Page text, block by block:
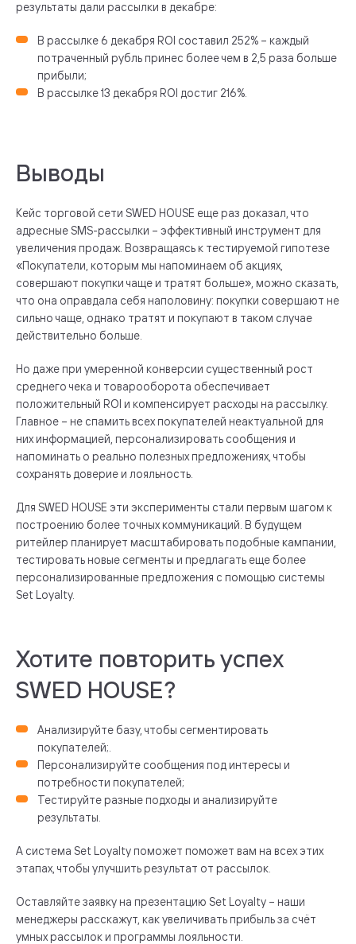
результаты дали рассылки в декабре:
В рассылке 6 декабря ROI составил 252% – каждый
потраченный рубль принес более чем в 2,5 раза больше
прибыли;
В рассылке 13 декабря ROI достиг 216%.
Выводы
Кейс торговой сети SWED HOUSE еще раз доказал, что
адресные SMS-рассылки – эффективный инструмент для
увеличения продаж. Возвращаясь к тестируемой гипотезе
«Покупатели, которым мы напоминаем об акциях,
совершают покупки чаще и тратят больше», можно сказать,
что она оправдала себя наполовину: покупки совершают не
сильно чаще, однако тратят и покупают в таком случае
действительно больше.
Но даже при умеренной конверсии существенный рост
среднего чека и товарооборота обеспечивает
положительный ROI и компенсирует расходы на рассылку.
Главное – не спамить всех покупателей неактуальной для
них информацией, персонализировать сообщения и
напоминать о реально полезных предложениях, чтобы
сохранять доверие и лояльность.
Для SWED HOUSE эти эксперименты стали первым шагом к
построению более точных коммуникаций. В будущем
ритейлер планирует масштабировать подобные кампании,
тестировать новые сегменты и предлагать еще более
персонализированные предложения с помощью системы
Set Loyalty.
Хотите повторить успех
SWED HOUSE?
Анализируйте базу, чтобы сегментировать
покупателей;.
Персонализируйте сообщения под интересы и
потребности покупателей;
Тестируйте разные подходы и анализируйте
результаты.
А система Set Loyalty поможет поможет вам на всех этих
этапах, чтобы улучшить результат от рассылок.
Оставляйте заявку на презентацию Set Loyalty – наши
менеджеры расскажут, как увеличивать прибыль за счёт
умных рассылок и программы лояльности.